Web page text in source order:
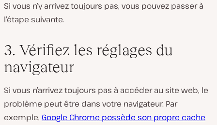
Si vous n’y arrivez toujours pas, vous pouvez passer à
l’étape suivante.
3. Vérifiez les réglages du
navigateur
Si vous n’arrivez toujours pas à accéder au site web, le
problème peut être dans votre navigateur. Par
exemple, Google Chrome possède son propre cache